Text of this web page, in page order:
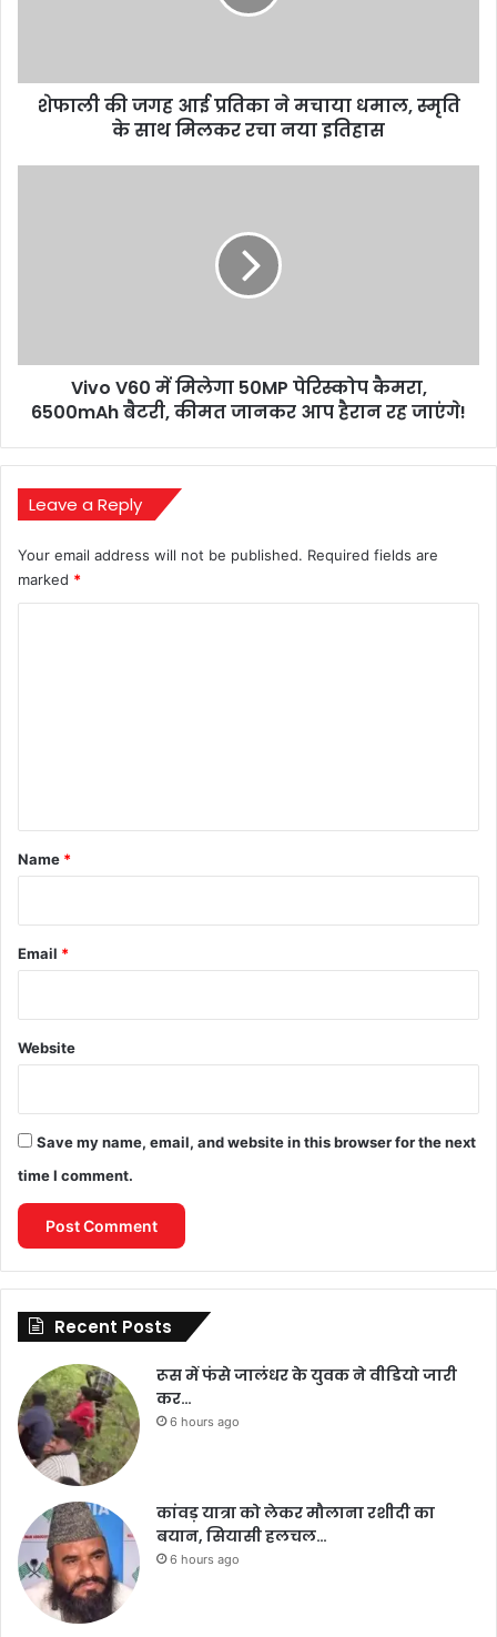
स्मृति
शेफाली की जगह आई प्रतिका ने मचाया धमाल, स्मृति
के साथ मिलकर रचा नया इतिहास
बैटरी,
जानकर
हैरान
जाएंगे!
Vivo V60 में मिलेगा 50MP पेरिस्कोप कैमरा,
6500mAh बैटरी, कीमत जानकर आप हैरान रह जाएंगे!
Leave a Reply
Your email address will not be published. Required fields are
marked *
*
Name *
Email *
Website
Save my name, email, and website in this browser for the next
time I comment.
Recent Posts
रूस में फंसे जालंधर के युवक ने वीडियो जारी
कर…
6 hours ago
कांवड़ यात्रा को लेकर मौलाना रशीदी का
बयान, सियासी हलचल…
6 hours ago